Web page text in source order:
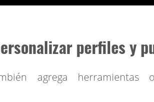
perfiles y
agrega herramientas